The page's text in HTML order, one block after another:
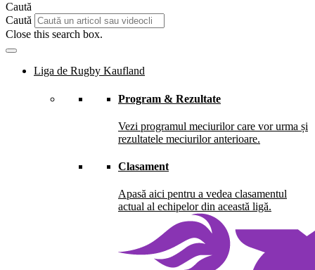
Caută
Caută
Close this search box.
Liga de Rugby Kaufland
Program & Rezultate
Vezi programul meciurilor care vor urma și
rezultatele meciurilor anterioare.
Clasament
Apasă aici pentru a vedea clasamentul
actual al echipelor din această ligă.